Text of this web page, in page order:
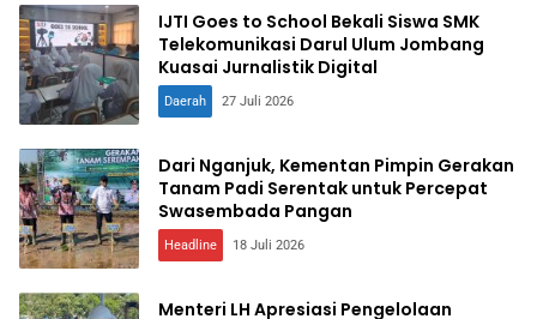
IJTI Goes to School Bekali Siswa SMK
Telekomunikasi Darul Ulum Jombang
Kuasai Jurnalistik Digital
Daerah 27 Juli 2026
Dari Nganjuk, Kementan Pimpin Gerakan
Tanam Padi Serentak untuk Percepat
Swasembada Pangan
Headline 18 Juli 2026
Menteri LH Apresiasi Pengelolaan